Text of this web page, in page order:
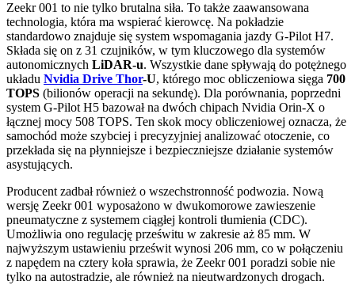
Zeekr 001 to nie tylko brutalna siła. To także zaawansowana
technologia, która ma wspierać kierowcę. Na pokładzie
standardowo znajduje się system wspomagania jazdy G-Pilot H7.
Składa się on z 31 czujników, w tym kluczowego dla systemów
autonomicznych LiDAR-u. Wszystkie dane spływają do potężnego
układu Nvidia Drive Thor-U, którego moc obliczeniowa sięga 700
TOPS (bilionów operacji na sekundę). Dla porównania, poprzedni
system G-Pilot H5 bazował na dwóch chipach Nvidia Orin-X o
łącznej mocy 508 TOPS. Ten skok mocy obliczeniowej oznacza, że
samochód może szybciej i precyzyjniej analizować otoczenie, co
przekłada się na płynniejsze i bezpieczniejsze działanie systemów
asystujących.
Producent zadbał również o wszechstronność podwozia. Nową
wersję Zeekr 001 wyposażono w dwukomorowe zawieszenie
pneumatyczne z systemem ciągłej kontroli tłumienia (CDC).
Umożliwia ono regulację prześwitu w zakresie aż 85 mm. W
najwyższym ustawieniu prześwit wynosi 206 mm, co w połączeniu
z napędem na cztery koła sprawia, że Zeekr 001 poradzi sobie nie
tylko na autostradzie, ale również na nieutwardzonych drogach.